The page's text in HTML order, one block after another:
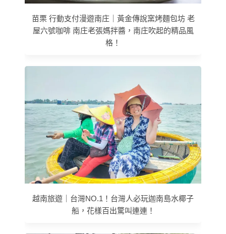
苗栗 行動支付漫遊南庄｜黃金傳說窯烤麵包坊 老
屋六號咖啡 南庄老張媽拌醬，南庄吹起的精品風
格！
越南旅遊｜台灣NO.1！台灣人必玩迦南島水椰子
船，花樣百出驚叫連連！